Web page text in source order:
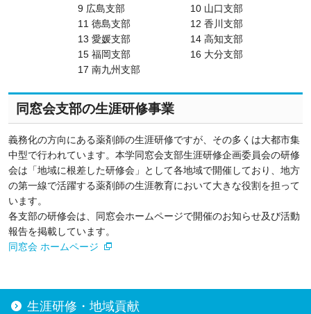
9 広島支部
10 山口支部
11 徳島支部
12 香川支部
13 愛媛支部
14 高知支部
15 福岡支部
16 大分支部
17 南九州支部
同窓会支部の生涯研修事業
義務化の方向にある薬剤師の生涯研修ですが、その多くは大都市集
中型で行われています。本学同窓会支部生涯研修企画委員会の研修
会は「地域に根差した研修会」として各地域で開催しており、地方
の第一線で活躍する薬剤師の生涯教育において大きな役割を担って
います。
各支部の研修会は、同窓会ホームページで開催のお知らせ及び活動
報告を掲載しています。
同窓会 ホームページ
生涯研修・地域貢献